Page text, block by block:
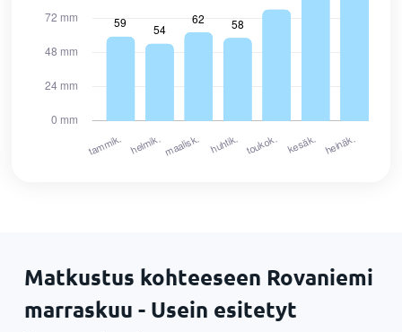
Matkustus kohteeseen Rovaniemi
marraskuu - Usein esitetyt